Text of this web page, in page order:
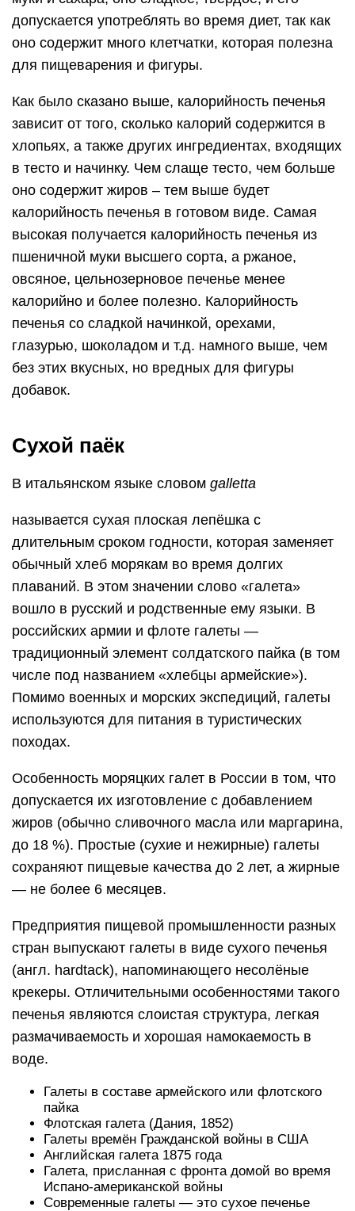
допускается употреблять во время диет, так как
оно содержит много клетчатки, которая полезна
для пищеварения и фигуры.
Как было сказано выше, калорийность печенья
зависит от того, сколько калорий содержится в
хлопьях, а также других ингредиентах, входящих
в тесто и начинку. Чем слаще тесто, чем больше
оно содержит жиров – тем выше будет
калорийность печенья в готовом виде. Самая
высокая получается калорийность печенья из
пшеничной муки высшего сорта, а ржаное,
овсяное, цельнозерновое печенье менее
калорийно и более полезно. Калорийность
печенья со сладкой начинкой, орехами,
глазурью, шоколадом и т.д. намного выше, чем
без этих вкусных, но вредных для фигуры
добавок.
Сухой паёк
В итальянском языке словом galletta
называется сухая плоская лепёшка с
длительным сроком годности, которая заменяет
обычный хлеб морякам во время долгих
плаваний. В этом значении слово «галета»
вошло в русский и родственные ему языки. В
российских армии и флоте галеты —
традиционный элемент солдатского пайка (в том
числе под названием «хлебцы армейские»).
Помимо военных и морских экспедиций, галеты
используются для питания в туристических
походах.
Особенность моряцких галет в России в том, что
допускается их изготовление с добавлением
жиров (обычно сливочного масла или маргарина,
до 18 %). Простые (сухие и нежирные) галеты
сохраняют пищевые качества до 2 лет, а жирные
— не более 6 месяцев.
Предприятия пищевой промышленности разных
стран выпускают галеты в виде сухого печенья
(англ. hardtack), напоминающего несолёные
крекеры. Отличительными особенностями такого
печенья являются слоистая структура, легкая
размачиваемость и хорошая намокаемость в
воде.
Галеты в составе армейского или флотского
пайка
Флотская галета (Дания, 1852)
Галеты времён Гражданской войны в США
Английская галета 1875 года
Галета, присланная с фронта домой во время
Испано-американской войны
Современные галеты — это сухое печенье